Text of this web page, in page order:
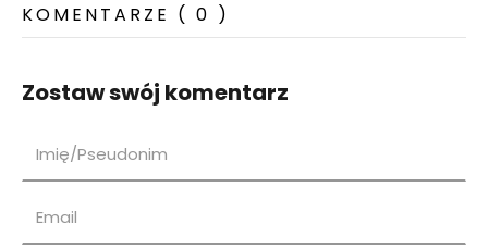
KOMENTARZE ( 0 )
Zostaw swój komentarz